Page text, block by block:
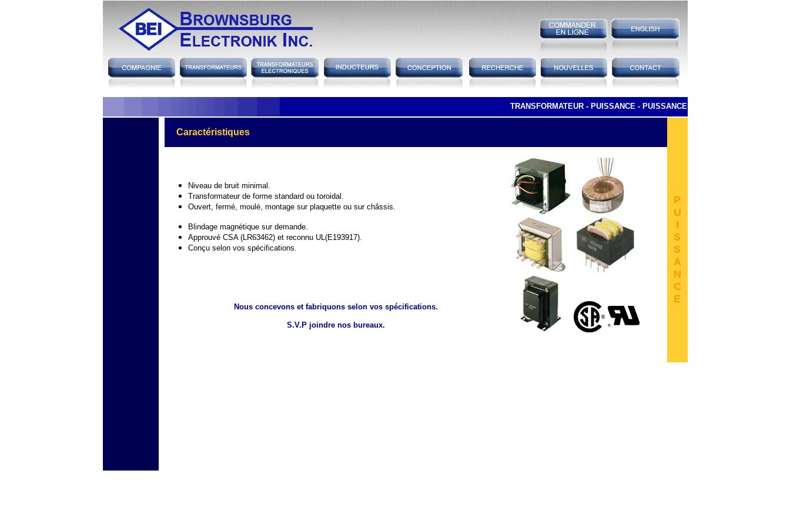
TRANSFORMATEUR - PUISSANCE - PUISSANCE
Caractéristiques
P
U
I
S
S
A
N
C
E
Niveau de bruit minimal.
Transformateur de forme standard ou toroidal.
Ouvert, fermé, moulé, montage sur plaquette ou sur châssis.
Blindage magnétique sur demande.
Approuvé CSA (LR63462) et reconnu UL(E193917).
Conçu selon vos spécifications.
Nous concevons et fabriquons selon vos spécifications.
S.V.P joindre nos bureaux.